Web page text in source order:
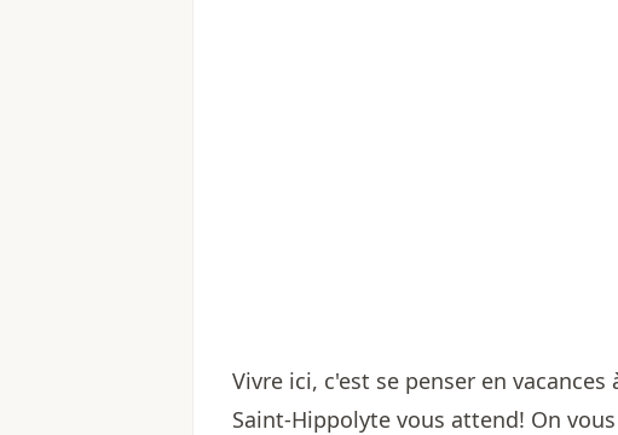
Vivre ici, c'est se penser en
Saint-Hippolyte vous attend! On